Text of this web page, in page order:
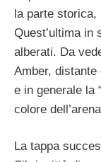
la parte storica,
Quest’ultima in
alberati. Da
Amber,
e in generale la
colore
La tappa